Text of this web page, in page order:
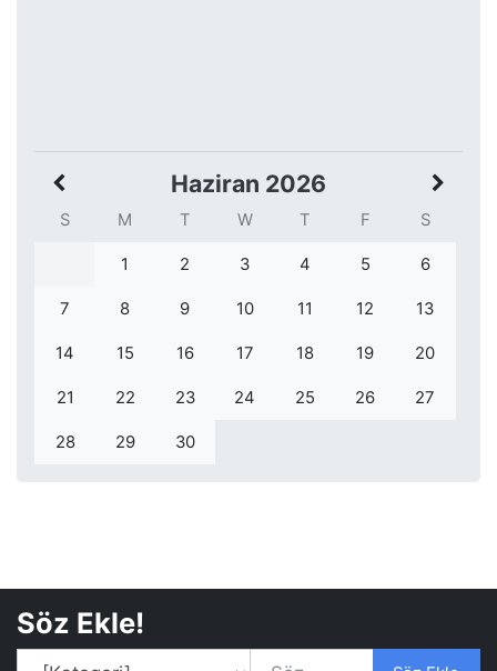
Haziran 2026
S M T W T F S
1 2 3 4 5 6
7 8 9 10 11 12 13
14 15 16 17 18 19 20
21 22 23 24 25 26 27
28 29 30
Söz Ekle!